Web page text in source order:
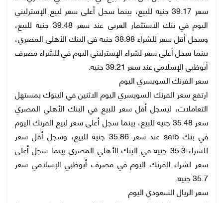
سعر 39.17 جنيه للبيع، بينما سجل أعلى سعر لبيع الإسترليني
اليوم في بنك الاستثمار العربي عند سعر 39.48 جنيه للبيع،
وسجل أقل سعر للشراء 38.98 جنيه في البنك الأهلي المصري،
بينما سجل أعلى سعر لشراء الإسترليني اليوم في للشراء مصرف
أبوظبي الإسلامي عند سعر 39.21 جنيه.
سعر الفرنك السويسري اليوم
ارتفع سعر الفرنك السويسري اليوم الاثنين في البنوك بمستهل
التعاملات، ليسجل أقل سعر للبيع في البنك الأهلي المصري
سعر 35.48 جنيه للبيع، بينما سجل أعلى سعر لبيع الفرنك اليوم
في بنك saib عند سعر 35.86 جنيه للبيع، وسجل أقل سعر
للشراء 35.3 جنيه في البنك الأهلي المصري بينما سجل أعلى
سعر لشراء الفرنك اليوم في مصرف أبوظبي الإسلامي سعر
35.7 جنيه.
سعر الريال السعودي اليوم